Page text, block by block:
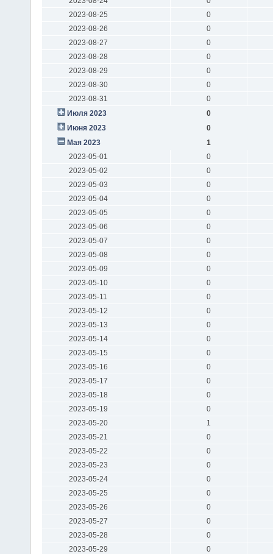
2023-08-25
0
2023-08-26
0
2023-08-27
0
2023-08-28
0
2023-08-29
0
2023-08-30
0
2023-08-31
0
Июля 2023
0
Июня 2023
0
Мая 2023
1
2023-05-01
0
2023-05-02
0
2023-05-03
0
2023-05-04
0
2023-05-05
0
2023-05-06
0
2023-05-07
0
2023-05-08
0
2023-05-09
0
2023-05-10
0
2023-05-11
0
2023-05-12
0
2023-05-13
0
2023-05-14
0
2023-05-15
0
2023-05-16
0
2023-05-17
0
2023-05-18
0
2023-05-19
0
2023-05-20
1
2023-05-21
0
2023-05-22
0
2023-05-23
0
2023-05-24
0
2023-05-25
0
2023-05-26
0
2023-05-27
0
2023-05-28
0
2023-05-29
0